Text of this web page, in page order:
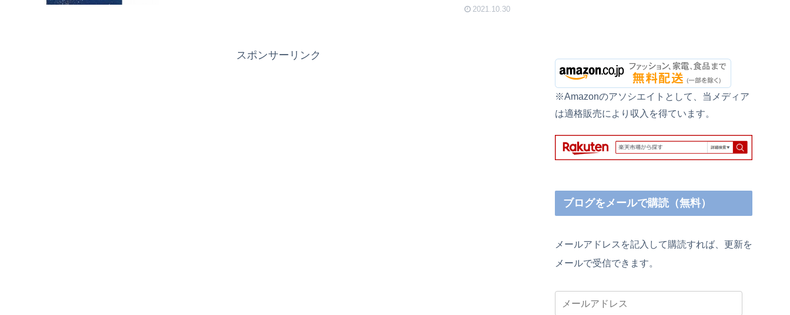
2021.10.30
スポンサーリンク
※Amazonのアソシエイトとして、当メディア
は適格販売により収入を得ています。
ブログをメールで購読（無料）
メールアドレスを記入して購読すれば、更新を
メールで受信できます。